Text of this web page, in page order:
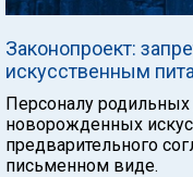
Законопроект:
искусственным
Персоналу
новорожденных
предварительного
письменном виде.